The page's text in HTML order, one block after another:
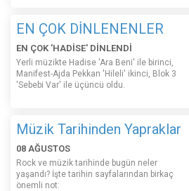
EN ÇOK DİNLENENLER
EN ÇOK 'HADİSE' DİNLENDİ
Yerli müzikte Hadise 'Ara Beni' ile birinci,
Manifest-Ajda Pekkan 'Hileli' ikinci, Blok 3
'Sebebi Var' ile üçüncü oldu.
Müzik Tarihinden Yapraklar
08 AĞUSTOS
Rock ve müzik tarihinde bugün neler
yaşandı? İşte tarihin sayfalarından birkaç
önemli not: